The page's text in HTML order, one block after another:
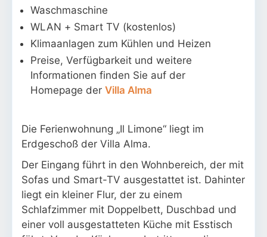
Waschmaschine
WLAN + Smart TV (kostenlos)
Klimaanlagen zum Kühlen und Heizen
Preise, Verfügbarkeit und weitere
Informationen finden Sie auf der
Homepage der Villa Alma
Die Ferienwohnung „Il Limone“ liegt im
Erdgeschoß der Villa Alma.
Der Eingang führt in den Wohnbereich, der mit
Sofas und Smart-TV ausgestattet ist. Dahinter
liegt ein kleiner Flur, der zu einem
Schlafzimmer mit Doppelbett, Duschbad und
einer voll ausgestatteten Küche mit Esstisch